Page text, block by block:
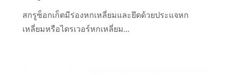
สกรูซ็อกเก็ตมีร่องหกเหลี่ยมและยึดด้วยประแจหก
เหลี่ยมหรือไดรเวอร์หกเหลี่ยม...